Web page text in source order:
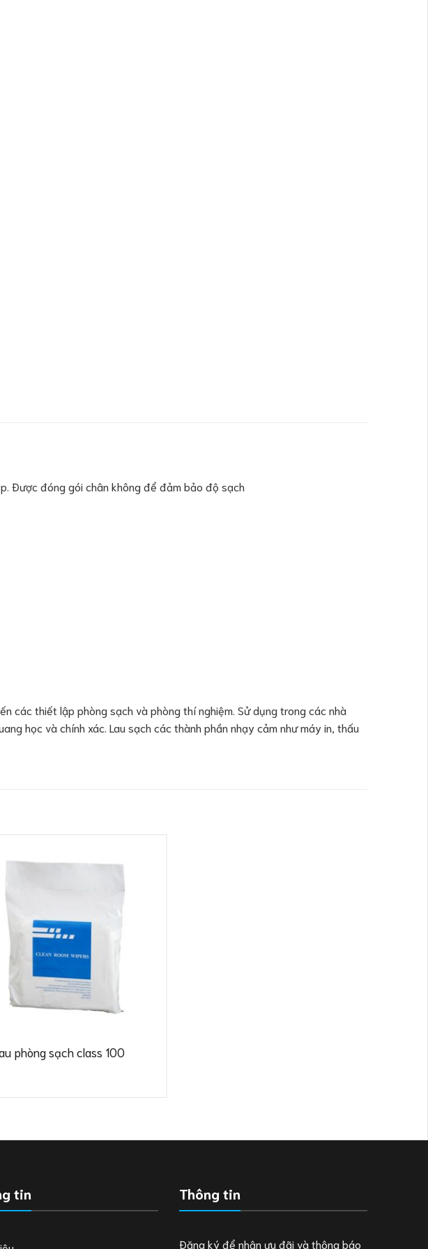
Được đóng gói chân không để đảm bảo độ sạch
các thiết lập phòng sạch và phòng thí nghiệm. Sử dụng trong các nhà
học và chính xác. Lau sạch các thành phần nhạy cảm như máy in, thấu
phòng sạch class 100
tin Thông tin
Đăng ký để nhận ưu đãi và thông báo